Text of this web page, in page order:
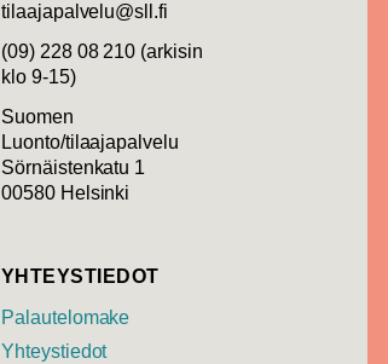
tilaajapalvelu@sll.fi
(09) 228 08 210 (arkisin
klo 9-15)
Suomen
Luonto/tilaajapalvelu
Sörnäistenkatu 1
00580 Helsinki
YHTEYSTIEDOT
Palautelomake
Yhteystiedot